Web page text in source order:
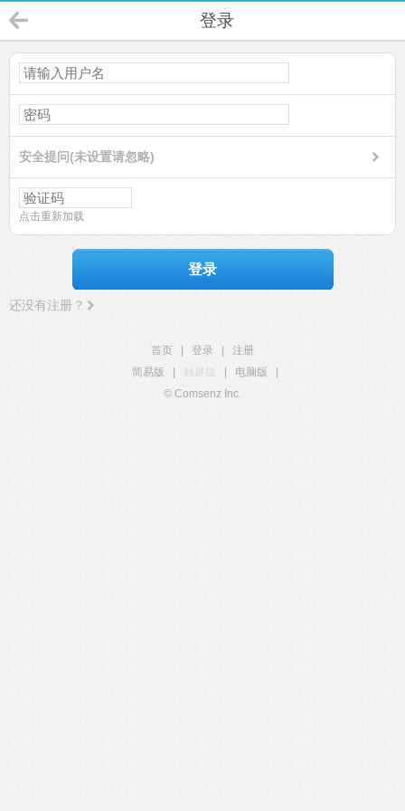
登录
安全提问(未设置请忽略)
点击重新加载
登录
还没有注册？
首页 登录
注册
简易版
触屏版 电脑版
© Comsenz Inc.